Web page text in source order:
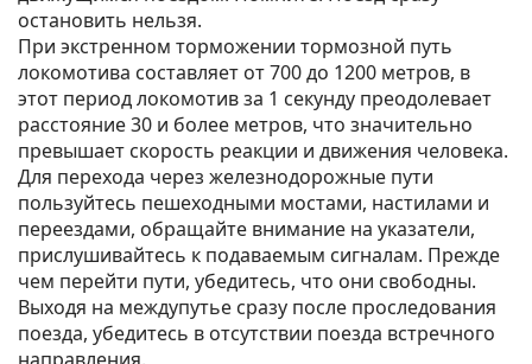
остановить нельзя.
При экстренном торможении тормозной путь
локомотива составляет от 700 до 1200 метров, в
этот период локомотив за 1 секунду преодолевает
расстояние 30 и более метров, что значительно
превышает скорость реакции и движения человека.
Для перехода через железнодорожные пути
пользуйтесь пешеходными мостами, настилами и
переездами, обращайте внимание на указатели,
прислушивайтесь к подаваемым сигналам. Прежде
чем перейти пути, убедитесь, что они свободны.
Выходя на междупутье сразу после проследования
поезда, убедитесь в отсутствии поезда встречного